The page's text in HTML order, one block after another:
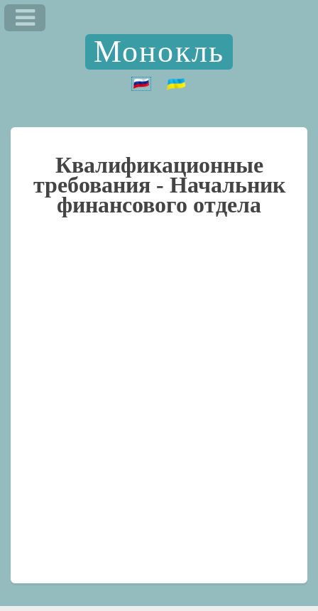
Монокль
Квалификационные
требования - Начальник
финансового отдела